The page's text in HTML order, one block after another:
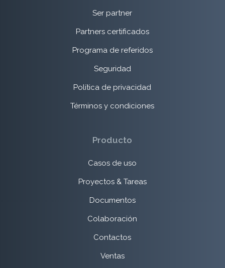
Ser partner
Partners certificados
Programa de referidos
Seguridad
Política de privacidad
Términos y condiciones
Producto
Casos de uso
Proyectos & Tareas
Documentos
Colaboración
Contactos
Ventas